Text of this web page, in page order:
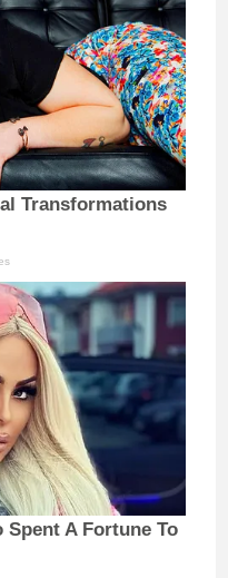
Transformations
Spent A Fortune To